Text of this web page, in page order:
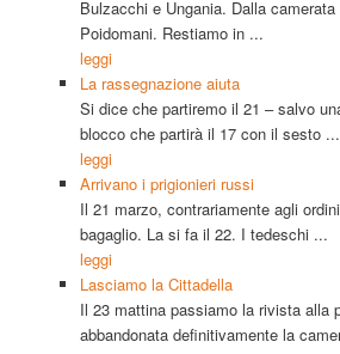
Bulzacchi e Ungania. Dalla
Poidomani. Restiamo in ...
leggi
La rassegnazione aiuta
Si dice che partiremo il 21 – salvo
blocco che partirà il 17 con il sesto ...
leggi
Arrivano i prigionieri russi
Il 21 marzo, contrariamente agli
bagaglio. La si fa il 22. I tedeschi ...
leggi
Lasciamo la Cittadella
Il 23 mattina passiamo la rivista alla
abbandonata definitivamente la